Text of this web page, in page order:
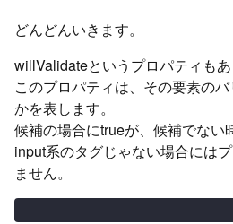
どんどんいきます。
willValidateというプロパティもあ
このプロパティは、その要素の
かを表します。
候補の場合にtrueが、候補でない
input系のタグじゃない場合には
ません。